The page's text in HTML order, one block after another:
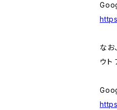
なお
ウト